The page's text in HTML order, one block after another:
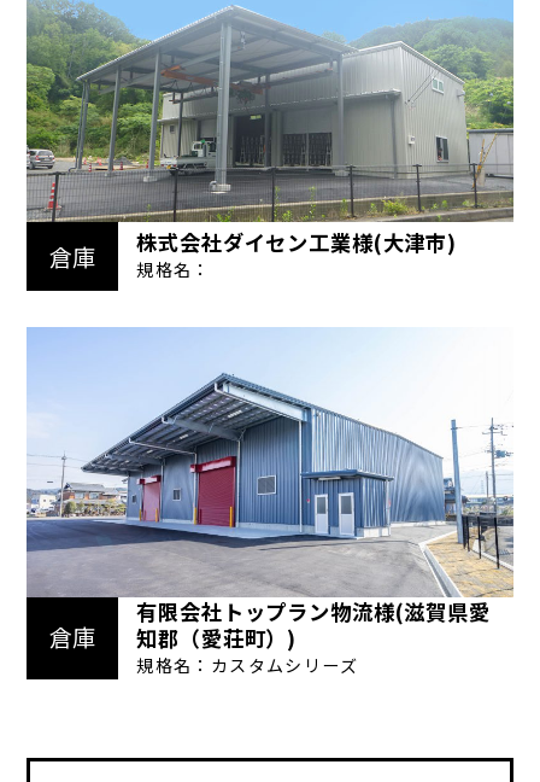
倉庫 株式会社ダイセン工業様(大津市)
規格名：
倉庫
有限会社トップラン物流様(滋賀県愛
知郡（愛荘町）)
規格名：カスタムシリーズ